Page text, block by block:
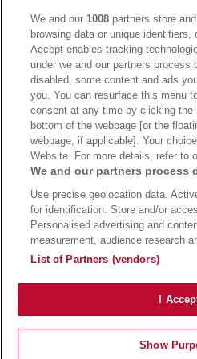
→Bwin Bonus
Alle Anbieter auf dieser Webseite sind
Bundesligatrend
We and our1008 partners store
browsing data or unique identifiers,
Accept enables tracking
under we and our partners
disabled, some content and ads
you. You can resurface this menu
consent at any time by clicking the
bottom of the webpage [or the
webpage, if applicable]. Your
Website. For more details, refer to
We and our partners process
Use precise geolocation data.
for identification. Store and/or
Personalised advertising and
measurement, audience research
List of Partners (vendors)
I
Show